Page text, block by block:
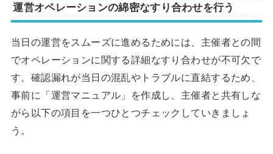
運営オペレーションの綿密なすり合わせを行う
当日の運営をスムーズに進めるためには、主催者との間
でオペレーションに関する詳細なすり合わせが不可欠で
す。確認漏れが当日の混乱やトラブルに直結するため、
事前に「運営マニュアル」を作成し、主催者と共有しな
がら以下の項目を一つひとつチェックしていきましょ
う。